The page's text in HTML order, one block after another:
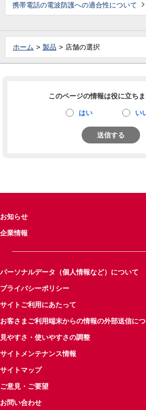
携帯電話の電波防護への適合性について
ホーム 製品 店舗の選択
このページの情報は役に立ち
はい い
送信する
お知らせ
企業情報
パーソナルデータ（個人情報など）について
プライバシーポリシー
サイトご利用にあたって
お客さまご利用端末からの情報の外部送信に
見やすさ・使いやすさの調整
サイトメンテナンス情報
サイトマップ
ご意見・ご要望
お問い合わせ